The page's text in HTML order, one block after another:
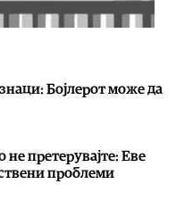
Бојлерот може да
не претерувајте: Еве
проблеми